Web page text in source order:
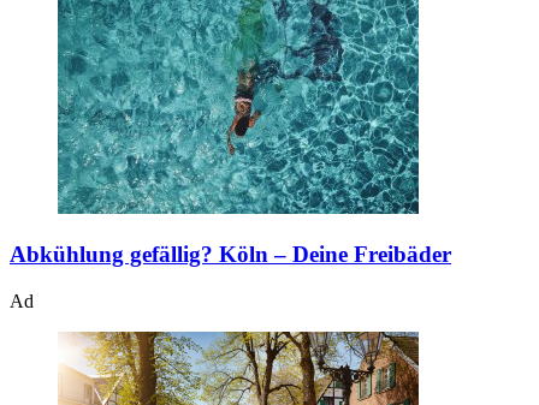
Abkühlung gefällig? Köln – Deine Freibäder
Ad